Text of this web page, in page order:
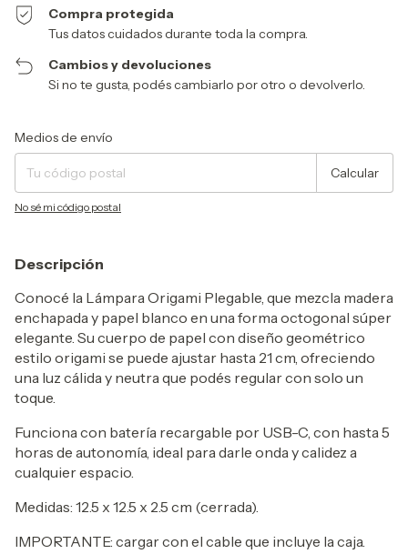
Compra protegida
Tus datos cuidados durante toda la compra.
Cambios y devoluciones
Si no te gusta, podés cambiarlo por otro o devolverlo.
Entregas para el CP:
Medios de envío
Calcular
No sé mi código postal
Descripción
Conocé la Lámpara Origami Plegable, que mezcla madera
enchapada y papel blanco en una forma octogonal súper
elegante. Su cuerpo de papel con diseño geométrico
estilo origami se puede ajustar hasta 21 cm, ofreciendo
una luz cálida y neutra que podés regular con solo un
toque.
Funciona con batería recargable por USB-C, con hasta 5
horas de autonomía, ideal para darle onda y calidez a
cualquier espacio.
Medidas: 12.5 x 12.5 x 2.5 cm (cerrada).
IMPORTANTE: cargar con el cable que incluye la caja.